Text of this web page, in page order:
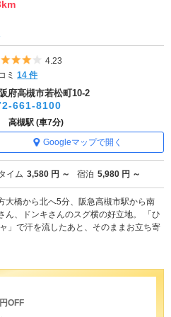
5つ星のうち4
4.23
ミ14 件
府高槻市若松町10-2
661-8100
高槻駅 (車7分)
Googleマップで開く
イム 3,580 円 ～ 宿泊 5,980 円 ～
大橋から北へ5分、阪急高槻市駅から南
ん、ドンキさんのスグ横の好立地。 「ひ
」で汗を流したあと、そのままお立ち寄
OFF